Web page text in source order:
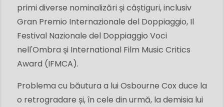
primi diverse nominalizări și câștiguri, inclusiv
Gran Premio Internazionale del Doppiaggio, Il
Festival Nazionale del Doppiaggio Voci
nell'Ombra și International Film Music Critics
Award (IFMCA).
Problema cu băutura a lui Osbourne Cox duce la
o retrogradare și, în cele din urmă, la demisia lui